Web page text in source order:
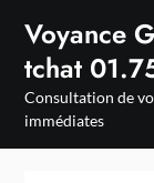
content
Voyance
tchat
Consultation de
immédiates